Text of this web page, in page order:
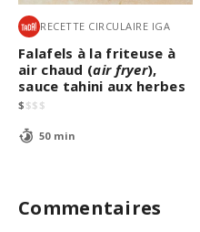
RECETTE CIRCULAIRE IGA
Falafels à la friteuse à
air chaud (air fryer),
sauce tahini aux herbes
$ $$ $
50 min
Commentaires